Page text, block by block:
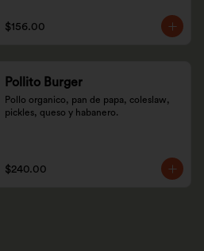
$156.00
Pollito Burger
Pollo organico, pan de papa, coleslaw,
pickles, queso y habanero.
$240.00